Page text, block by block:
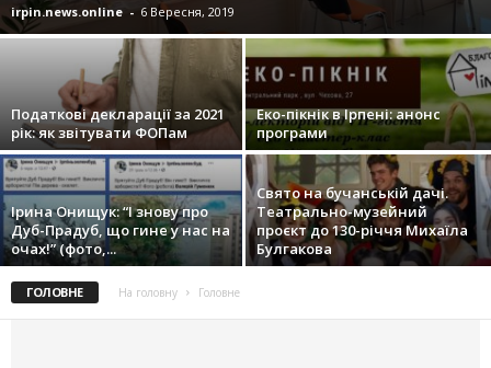
irpin.news.online - 6 Вересня, 2019
Податкові декларації за 2021
рік: як звітувати ФОПам
Еко-пікнік в Ірпені: анонс
програми
Ірина Онищук: “І знову про
Дуб-Прадуб, що гине у нас на
очах!” (фото,...
Свято на бучанській дачі.
Театрально-музейний
проєкт до 130-річчя Михаїла
Булгакова
ГОЛОВНЕ На головну Головне